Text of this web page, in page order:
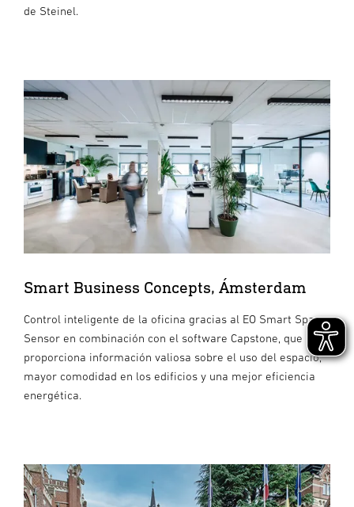
de Steinel.
Smart Business Concepts, Ámsterdam
Control inteligente de la oficina gracias al EO Smart Space
Sensor en combinación con el software Capstone, que
proporciona información valiosa sobre el uso del espacio,
mayor comodidad en los edificios y una mejor eficiencia
energética.